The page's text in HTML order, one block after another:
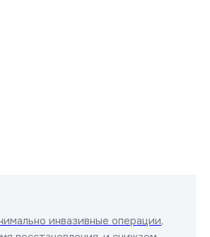
инвазивные операции,